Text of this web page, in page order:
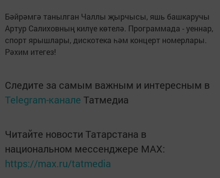
Бәйрәмгә танылган Чаллы җырчысы, яшь башкаручы
Артур Салиховның килүе көтелә. Программада - уеннар,
спорт ярышлары, дискотека һәм концерт номерлары.
Рәхим итегез!
Следите за самым важным и интересным в
Telegram-канале Татмедиа
Читайте новости Татарстана в
национальном мессенджере MАХ:
https://max.ru/tatmedia